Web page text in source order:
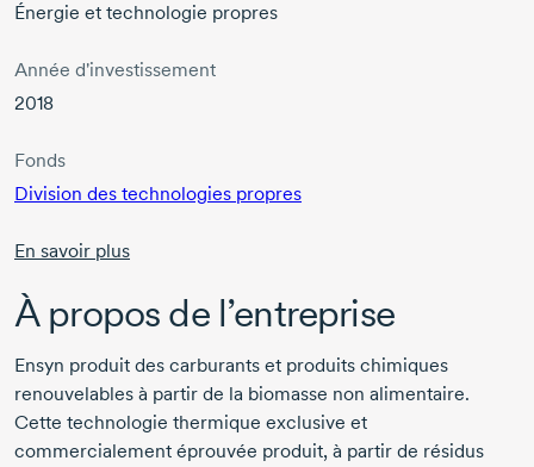
Énergie et technologie propres
Année d'investissement
2018
Fonds
Division des technologies propres
En savoir plus
À propos de l’entreprise
Ensyn produit des carburants et produits chimiques
renouvelables à partir de la biomasse non alimentaire.
Cette technologie thermique exclusive et
commercialement éprouvée produit, à partir de résidus